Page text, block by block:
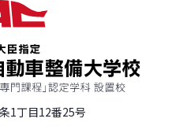
1丁目12番25号